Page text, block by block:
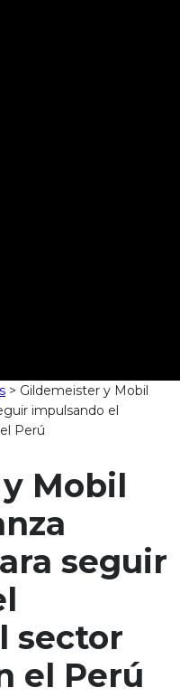
> Gildemeister y Mobil
impulsando el
Perú
Mobil
seguir
sector
el Perú